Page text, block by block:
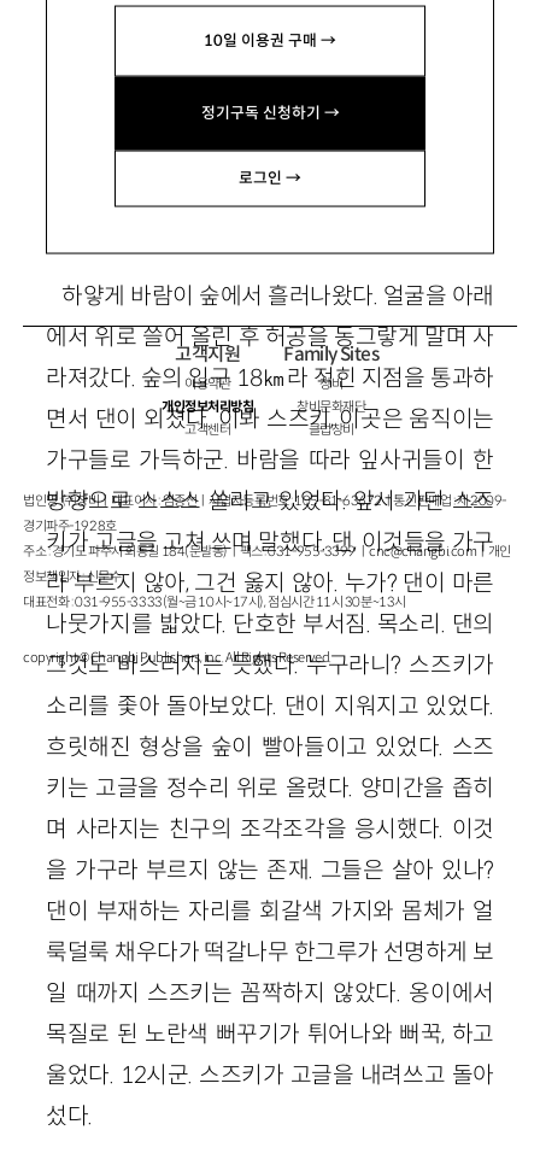
10일 이용권 구매 →
정기구독 신청하기 →
로그인 →
당신 행성의 위치
하얗게 바람이 숲에서 흘러나왔다. 얼굴을 아래
에서 위로 쓸어 올린 후 허공을 동그랗게 말며 사
라져갔다. 숲의 입구 18㎞라 적힌 지점을 통과하
면서 댄이 외쳤다. 이봐 스즈키, 이곳은 움직이는
가구들로 가득하군. 바람을 따라 잎사귀들이 한
방향으로 스스스 쏠리고 있었다. 앞서 가던 스즈
키가 고글을 고쳐 쓰며 말했다. 댄, 이것들을 가구
라 부르지 않아, 그건 옳지 않아. 누가? 댄이 마른
나뭇가지를 밟았다. 단호한 부서짐. 목소리. 댄의
그것도 바스러지는 듯했다. 누구라니? 스즈키가
소리를 좇아 돌아보았다. 댄이 지워지고 있었다.
흐릿해진 형상을 숲이 빨아들이고 있었다. 스즈
키는 고글을 정수리 위로 올렸다. 양미간을 좁히
며 사라지는 친구의 조각조각을 응시했다. 이것
을 가구라 부르지 않는 존재. 그들은 살아 있나?
댄이 부재하는 자리를 회갈색 가지와 몸체가 얼
룩덜룩 채우다가 떡갈나무 한그루가 선명하게 보
일 때까지 스즈키는 꼼짝하지 않았다. 옹이에서
목질로 된 노란색 뻐꾸기가 튀어나와 뻐꾹, 하고
울었다. 12시군. 스즈키가 고글을 내려쓰고 돌아
섰다.
고객지원
이용약관
개인정보처리방침
고객센터
Family Sites
창비
창비문화재단
클럽창비
법인명 : ㈜창비ㅣ대표이사 : 염종선ㅣ사업자등록번호 : 105-81-63672ㅣ통신판매업 : 제 2009-
경기파주-1928호
주소 : 경기도 파주시 회동길 184(문발동)ㅣ팩스 : 031-955-3399 ㅣcnc@changbi.com ㅣ개인
정보책임자 : 신문수
대표전화 : 031-955-3333(월~금 10시~17시), 점심시간 11시 30분~13시
copyright © Changbi Publishers, inc. All Rights Reserved.